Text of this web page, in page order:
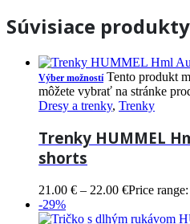
Súvisiace produkty
Výber možností Tento produkt
môžete vybrať na stránke
Dresy a trenky, Trenky
Trenky HUMMEL
shorts
21.00 € – 22.00 €Price
-29%